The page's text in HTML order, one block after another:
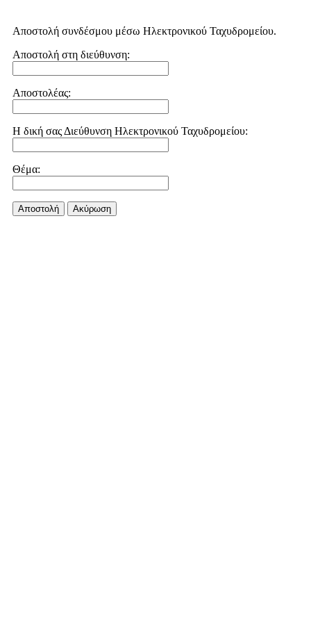
Αποστολή συνδέσμου μέσω Ηλεκτρονικού Ταχυδρομείου.
Αποστολή στη διεύθυνση:
Αποστολέας:
Η δική σας Διεύθυνση Ηλεκτρονικού Ταχυδρομείου:
Θέμα:
Αποστολή Aκύρωση